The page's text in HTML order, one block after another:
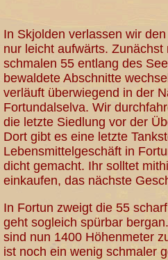
In Skjolden verlassen wir
nur leicht aufwärts. Zunächst
schmalen 55 entlang des
bewaldete Abschnitte
verläuft überwiegend in der
Fortundalselva. Wir
die letzte Siedlung vor der
Dort gibt es eine letzte
Lebensmittelgeschäft in
dicht gemacht. Ihr solltet
einkaufen, das nächste
In Fortun zweigt die 55
geht sogleich spürbar
sind nun 1400 Höhenmeter
ist noch ein wenig schmaler